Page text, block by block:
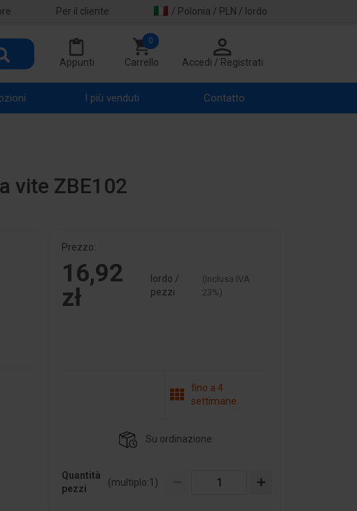
Per il cliente / Polonia / PLN / lordo
Appunti Carrello
0
Accedi / Registrati
I più venduti Contatto
vite ZBE102
Prezzo:
16,92
zł
lordo /
pezzi
(inclusa IVA
23%)
fino a 4
settimane
Su ordinazione
Quantità
pezzi
(multiplo:1 )